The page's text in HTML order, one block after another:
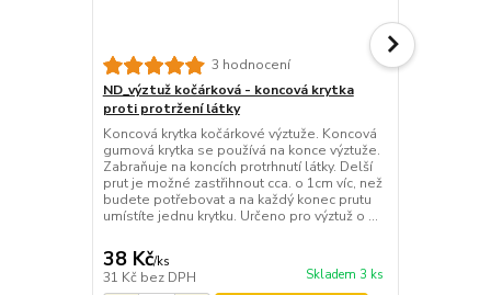
3 hodnocení
ND_výztuž kočárková - koncová krytka
proti protržení látky
Koncová krytka kočárkové výztuže. Koncová
gumová krytka se používá na konce výztuže.
Zabraňuje na koncích protrhnutí látky. Delší
prut je možné zastřihnout cca. o 1cm víc, než
budete potřebovat a na každý konec prutu
umístíte jednu krytku. Určeno pro výztuž o ...
38 Kč/ks
31 Kč bez DPH Skladem 3 ks